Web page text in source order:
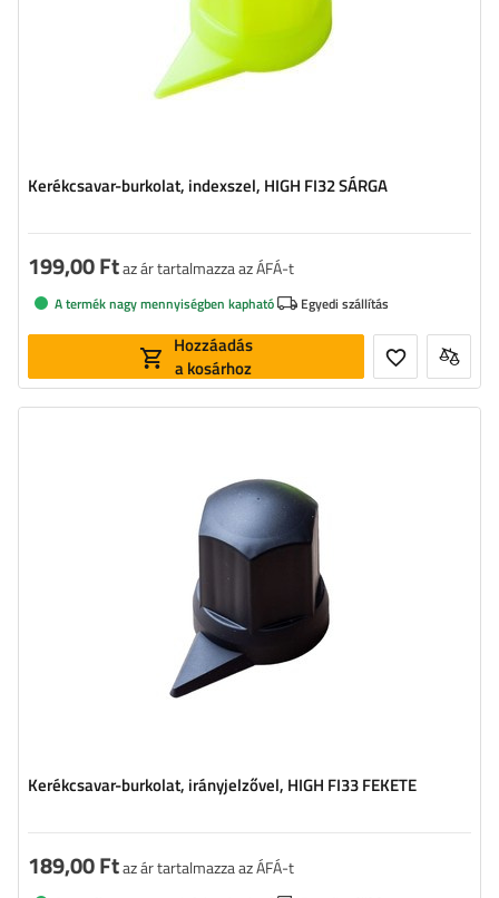
Kerékcsavar-burkolat, indexszel, HIGH FI32 SÁRGA
199,00 Ftaz ár tartalmazza az ÁFÁ-t
A termék nagy mennyiségben kapható Egyedi szállítás
Hozzáadás
a kosárhoz
Kerékcsavar-burkolat, irányjelzővel, HIGH FI33 FEKETE
189,00 Ftaz ár tartalmazza az ÁFÁ-t